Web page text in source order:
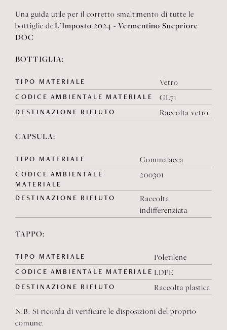
Una guida utile per il corretto smaltimento di tutte le
bottiglie de L'Imposto 2024 - Vermentino Suepriore
DOC
BOTTIGLIA:
TIPO MATERIALE Vetro
CODICE AMBIENTALE MATERIALE GL71
DESTINAZIONE RIFIUTO Raccolta vetro
CAPSULA:
TIPO MATERIALE Gommalacca
CODICE AMBIENTALE
MATERIALE
200301
DESTINAZIONE RIFIUTO
Raccolta
indifferenziata
TAPPO:
TIPO MATERIALE Poletilene
CODICE AMBIENTALE MATERIALE LDPE
DESTINAZIONE RIFIUTO Raccolta plastica
N.B. Si ricorda di verificare le disposizioni del proprio
comune.